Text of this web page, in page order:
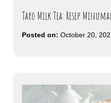
Taro Milk Tea: Resep
Posted on: October 20,